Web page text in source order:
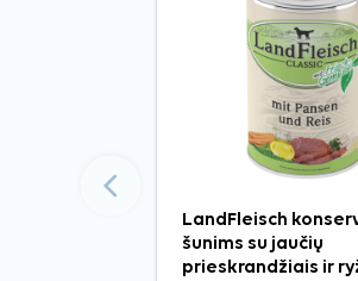
LandFleisch
šunims su jaučių
prieskrandžiais ir
Ankstesnis